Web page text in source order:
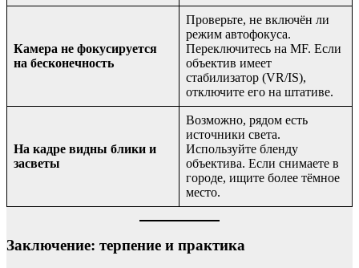
Камера не фокусируется
на бесконечность
Проверьте, не включён ли
режим автофокуса.
Переключитесь на MF. Если
объектив имеет
стабилизатор (VR/IS),
отключите его на штативе.
На кадре видны блики и
засветы
Возможно, рядом есть
источники света.
Используйте бленду
объектива. Если снимаете в
городе, ищите более тёмное
место.
Заключение: терпение и практика